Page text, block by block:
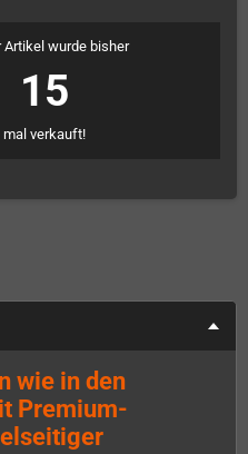
Artikel wurde bisher
15
mal verkauft!
wie in den
Premium-